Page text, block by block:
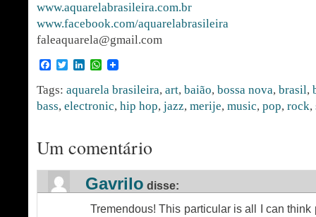
www.aquarelabrasileira.com.br
www.facebook.com/aquarelabrasileira
faleaquarela@gmail.com
Facebook
TwitterLinkedInWhatsApp
Tags: aquarela brasileira, art, baião, bossa nova, brasil,
bass, electronic, hip hop, jazz, merije, music, pop, rock,
Um comentário
Gavrilo disse:
Tremendous! This particular is all I can